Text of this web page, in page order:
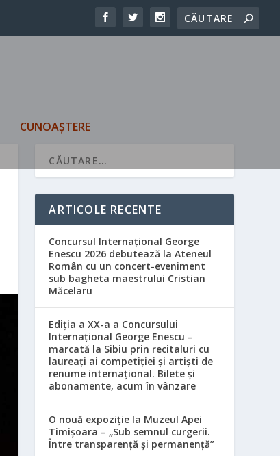
CUNOAȘTERE
ARTICOLE RECENTE
Concursul Internațional George
Enescu 2026 debutează la Ateneul
Român cu un concert-eveniment
sub bagheta maestrului Cristian
Măcelaru
Ediția a XX-a a Concursului
Internațional George Enescu –
marcată la Sibiu prin recitaluri cu
laureați ai competiției și artiști de
renume internațional. Bilete și
abonamente, acum în vânzare
O nouă expoziție la Muzeul Apei
Timișoara – „Sub semnul curgerii.
Între transparență și permanență”